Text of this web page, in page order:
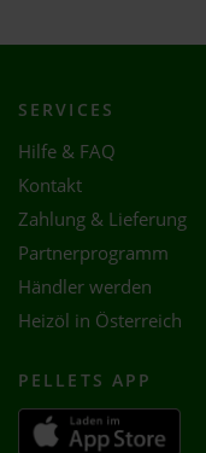
SERVICES
Hilfe & FAQ
Kontakt
Zahlung & Lieferung
Partnerprogramm
Händler werden
Heizöl in Österreich
PELLETS APP